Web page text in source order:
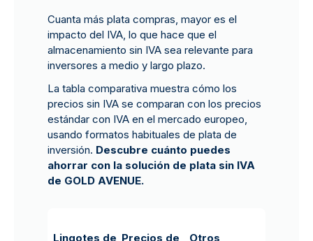
Cuanta más plata compras, mayor es el
impacto del IVA, lo que hace que el
almacenamiento sin IVA sea relevante para
inversores a medio y largo plazo.
La tabla comparativa muestra cómo los
precios sin IVA se comparan con los precios
estándar con IVA en el mercado europeo,
usando formatos habituales de plata de
inversión. Descubre cuánto puedes
ahorrar con la solución de plata sin IVA
de GOLD AVENUE.
Lingotes de Precios de
Otros